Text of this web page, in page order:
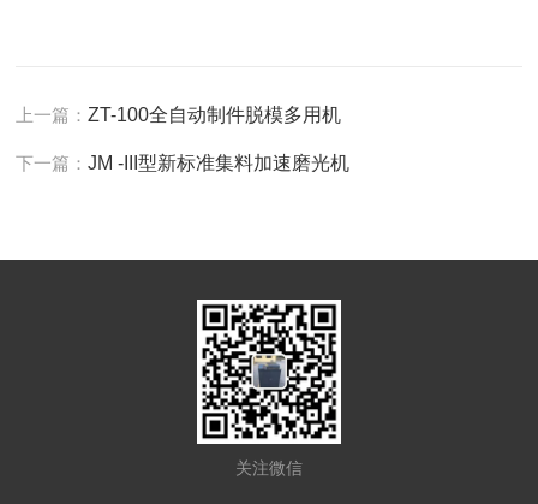
上一篇：ZT-100全自动制件脱模多用机
下一篇：JM -III型新标准集料加速磨光机
关注微信